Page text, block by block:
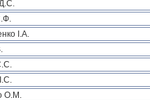
І.А.
О.М.